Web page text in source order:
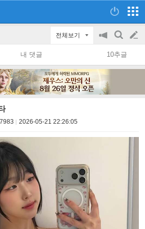
전체보기
공
지
on/off
검
색
글
쓰
내 댓글 10추글
7983 2026-05-21 22:26:05